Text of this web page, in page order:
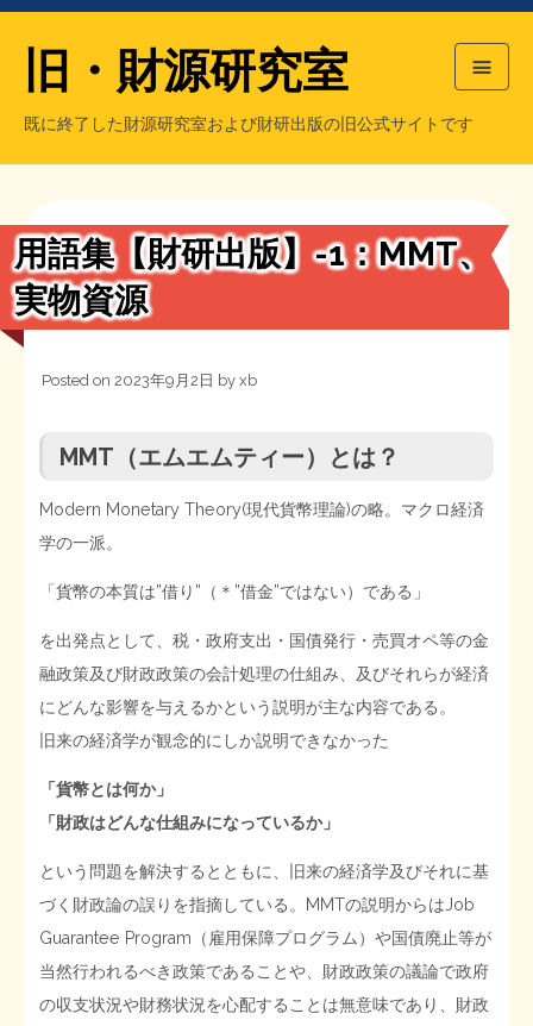
シン財源はあなたです／合同誌／旧・サブカル分室
日本経済を解説するヤンキー／MIHANAマンガ／旧・財研出版
もっと知りたい方へ
マネクリ戦士 RED & BLACK
MMTの学習資料
STOPインボイス作品集
たかの経世済民イラスト集
用語集
旧・財源研究室
既に終了した財源研究室および財研出版の旧公式サイトです
会計報告
会計報告
用語集【財研出版】-1：MMT、
実物資源
Posted on 2023年9月2日 by xb
MMT（エムエムティー）とは？
Modern Monetary Theory(現代貨幣理論)の略。マクロ経済
学の一派。
「貨幣の本質は”借り”（＊”借金”ではない）である」
を出発点として、税・政府支出・国債発行・売買オペ等の金
融政策及び財政政策の会計処理の仕組み、及びそれらが経済
にどんな影響を与えるかという説明が主な内容である。
旧来の経済学が観念的にしか説明できなかった
「貨幣とは何か」
「財政はどんな仕組みになっているか」
という問題を解決するとともに、旧来の経済学及びそれに基
づく財政論の誤りを指摘している。MMTの説明からはJob
Guarantee Program（雇用保障プログラム）や国債廃止等が
当然行われるべき政策であることや、財政政策の議論で政府
の収支状況や財務状況を心配することは無意味であり、財政